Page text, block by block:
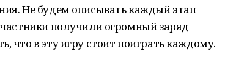
Не будем описывать каждый этап
получили огромный заряд
что в эту игру стоит поиграть каждому.